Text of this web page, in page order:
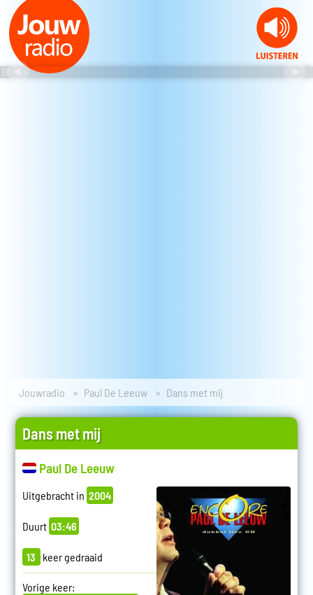
Jouwradio Paul De Leeuw Dans met mij
Dans met mij
Paul De Leeuw
Uitgebracht in 2004
Duurt 03:46
13 keer gedraaid
Vorige keer: